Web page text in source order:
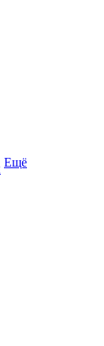
Ещё